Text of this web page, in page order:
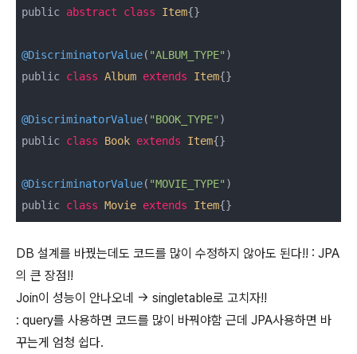
public abstract class Item{}
@DiscriminatorValue( "ALBUM_TYPE" )
public class Album extends Item{}
@DiscriminatorValue( "BOOK_TYPE" )
public class Book extends Item{}
@DiscriminatorValue( "MOVIE_TYPE" )
public class Movie extends Item{}
DB 설계를 바꿨는데도 코드를 많이 수정하지 않아도 된다!! : JPA
의 큰 장점!!
Join이 성능이 안나오네 -> singletable로 고치자!!
: query를 사용하면 코드를 많이 바꿔야함 근데 JPA사용하면 바
꾸는게 엄청 쉽다.